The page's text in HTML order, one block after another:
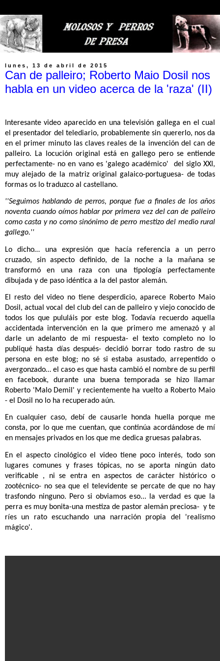
lunes, 13 de abril de 2015
Can de palleiro; Roberto Maio Dosil nos
habla en un video acerca de la 'raza' (II)
Interesante video aparecido en una televisión gallega en el cual
el presentador del telediario, probablemente sin quererlo, nos da
en el primer minuto las claves reales de la invención del can de
palleiro. La locución original está en gallego pero se entiende
perfectamente- no en vano es 'galego académico' del siglo XXI,
muy alejado de la matriz original galaico-portuguesa- de todas
formas os lo traduzco al castellano.
''Seguimos hablando de perros, porque fue a finales de los años
noventa cuando oímos hablar por primera vez del can de palleiro
como casta y no como sinónimo de perro mestizo del medio rural
gallego.''
Lo dicho… una expresión que hacía referencia a un perro
cruzado, sin aspecto definido, de la noche a la mañana se
transformó en una raza con una tipología perfectamente
dibujada y de paso idéntica a la del pastor alemán.
El resto del video no tiene desperdicio, aparece Roberto Maio
Dosil, actual vocal del club del can de palleiro y viejo conocido de
todos los que pululáis por este blog. Todavía recuerdo aquella
accidentada intervención en la que primero me amenazó y al
darle un adelanto de mi respuesta- el texto completo no lo
publiqué hasta días después- decidió borrar todo rastro de su
persona en este blog; no sé si estaba asustado, arrepentido o
avergonzado… el caso es que hasta cambió el nombre de su perfil
en facebook, durante una buena temporada se hizo llamar
Roberto 'Malo Demil' y recientemente ha vuelto a Roberto Maio
- el Dosil no lo ha recuperado aún.
En cualquier caso, debí de causarle honda huella porque me
consta, por lo que me cuentan, que continúa acordándose de mí
en mensajes privados en los que me dedica gruesas palabras.
En el aspecto cinológico el video tiene poco interés, todo son
lugares comunes y frases tópicas, no se aporta ningún dato
verificable , ni se entra en aspectos de carácter histórico o
zootécnico- no sea que el televidente se percate de que no hay
trasfondo ninguno. Pero si obviamos eso... la verdad es que la
perra es muy bonita-una mestiza de pastor alemán preciosa- y te
ríes un rato escuchando una narración propia del 'realismo
mágico'.